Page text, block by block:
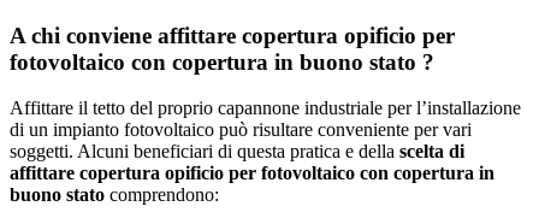
A chi conviene affittare copertura opificio per
fotovoltaico con copertura in buono stato ?
Affittare il tetto del proprio capannone industriale per l’installazione
di un impianto fotovoltaico può risultare conveniente per vari
soggetti. Alcuni beneficiari di questa pratica e della scelta di
affittare copertura opificio per fotovoltaico con copertura in
buono stato comprendono: